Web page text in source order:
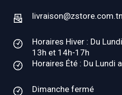
livraison@zstore.com.tn
Horaires Hiver : Du
13h et 14h-17h
Horaires Été : Du Lundi
Dimanche fermé